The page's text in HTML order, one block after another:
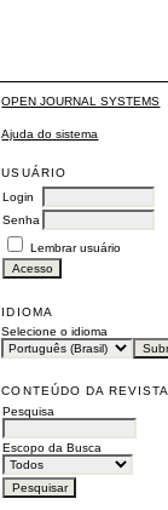
OPEN JOURNAL SYSTEMS
Ajuda do sistema
USUÁRIO
Login
Senha
Lembrar usuário
IDIOMA
Selecione o idioma
CONTEÚDO DA REVISTA
Pesquisa
Escopo da Busca